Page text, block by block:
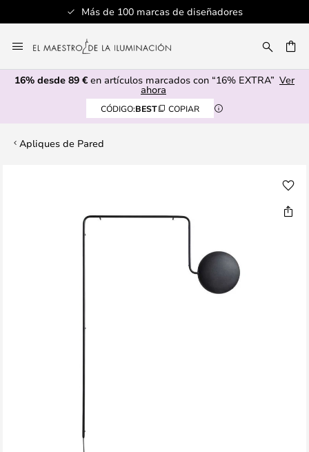
Más de 100 marcas de diseñadores
al
contenido
16% desde 89 € en artículos marcados con “16% EXTRA” Ver
ahora
CÓDIGO:BEST COPIAR
Apliques de Pared